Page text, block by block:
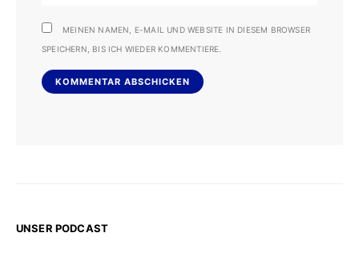
MEINEN NAMEN, E-MAIL UND WEBSITE IN DIESEM BROWSER
SPEICHERN, BIS ICH WIEDER KOMMENTIERE.
UNSER PODCAST